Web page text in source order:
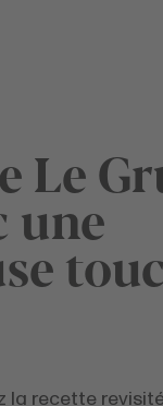
Le
une
la recette